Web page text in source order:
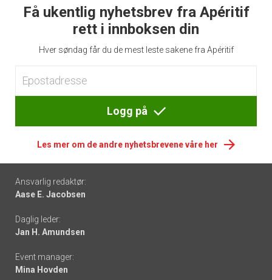
Få ukentlig nyhetsbrev fra Apéritif
rett i innboksen din
Hver søndag får du de mest leste sakene fra Apéritif
Logg på
Les mer om de andre nyhetsbrevene våre her
Footer
-
links
Ansvarlig redaktør:
Aase E. Jacobsen
Daglig leder:
Jan H. Amundsen
Event manager:
Mina Hovden